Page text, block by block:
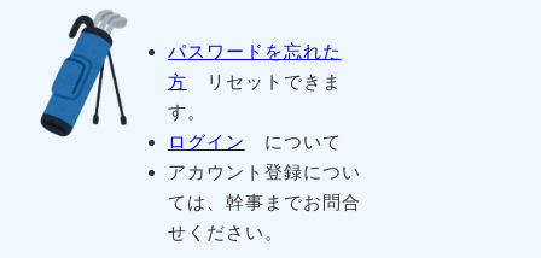
パスワードを忘れた
方 リセットできま
す。
ログイン
について
アカウント登録につい
ては、幹事までお問合
せください。